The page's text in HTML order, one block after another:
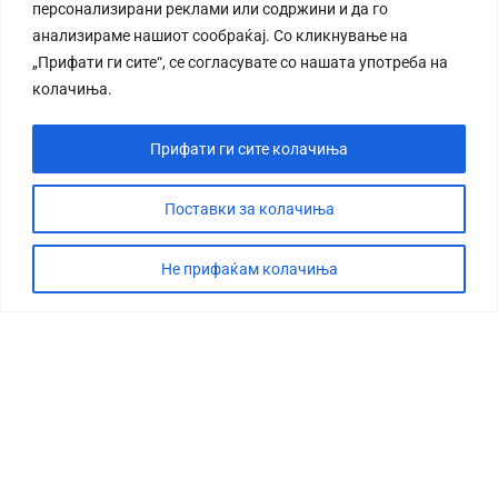
персонализирани реклами или содржини и да го
анализираме нашиот сообраќај. Со кликнување на
„Прифати ги сите“, се согласувате со нашата употреба на
колачиња.
Поставки за колачиња
Не прифаќам колачиња
Прифати ги сите колачиња